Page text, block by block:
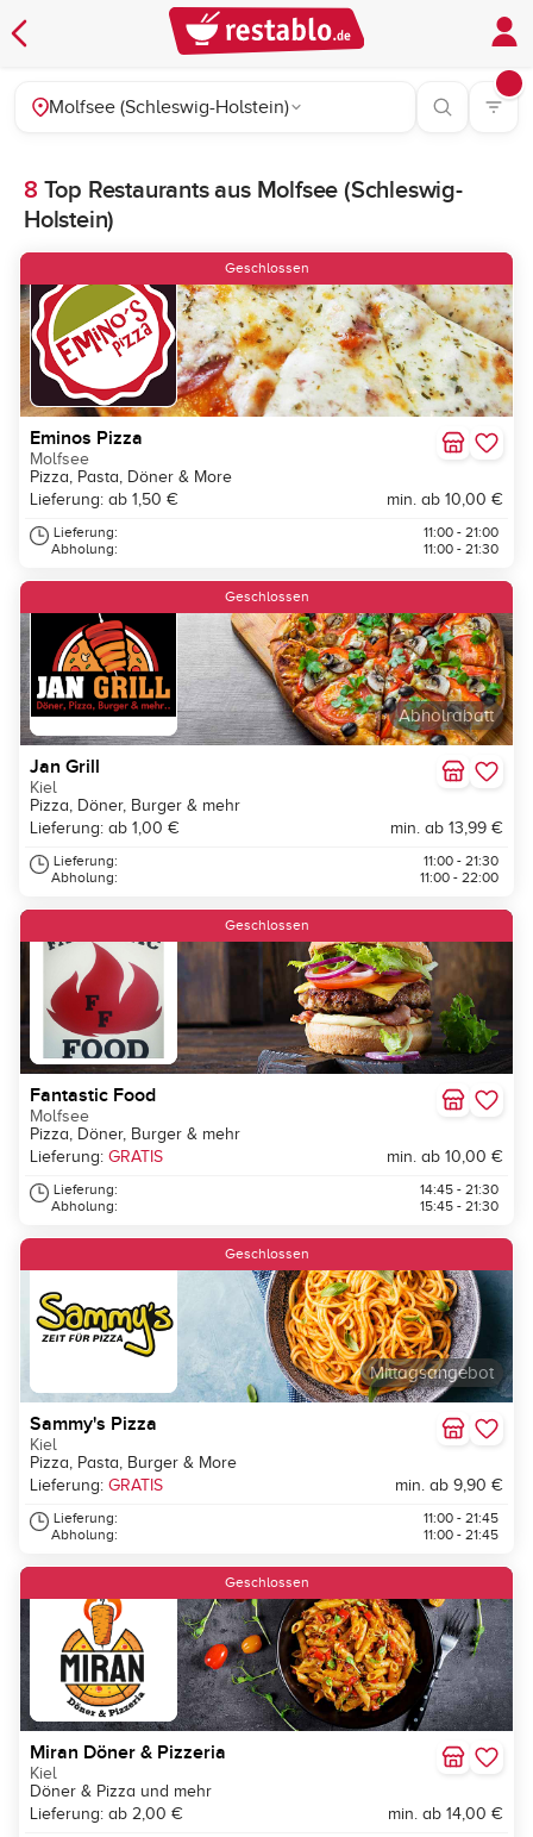
Molfsee (Schleswig-Holstein)
8 Top Restaurants aus Molfsee (Schleswig-
Holstein)
Geschlossen
Eminos Pizza
Molfsee
Pizza, Pasta, Döner & More
Lieferung: ab 1,50 €
min. ab 10,00 €
Lieferung:
Abholung:
11:00 - 21:00
11:00 - 21:30
Abholrabatt
Geschlossen
Jan Grill
Kiel
Pizza, Döner, Burger & mehr
Lieferung: ab 1,00 €
min. ab 13,99 €
Lieferung:
Abholung:
11:00 - 21:30
11:00 - 22:00
Geschlossen
Fantastic Food
Molfsee
Pizza, Döner, Burger & mehr
Lieferung: GRATIS min. ab 10,00 €
Lieferung:
Abholung:
14:45 - 21:30
15:45 - 21:30
Mittagsangebot
Geschlossen
Sammy's Pizza
Kiel
Pizza, Pasta, Burger & More
Lieferung: GRATIS min. ab 9,90 €
Lieferung:
Abholung:
11:00 - 21:45
11:00 - 21:45
Geschlossen
Miran Döner & Pizzeria
Kiel
Döner & Pizza und mehr
Lieferung: ab 2,00 €
min. ab 14,00 €